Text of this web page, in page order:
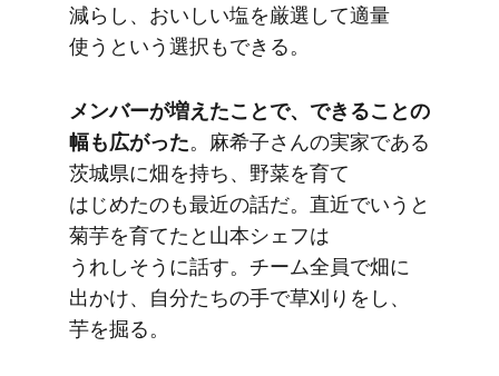
減らし、​おいしい​塩を​厳選して​適量​
使うと​いう​選択も​できる。
メンバーが​増えた​ことで、​できる​ことの​
幅も​広がった。​麻希子さんの​実家である​
茨城県に​畑を​持ち、​野菜を​育て​
はじめたのも​最近の​話だ。​直近で​いうと​
菊芋を​育てたと​山本シェフは​
うれしそうに​話す。​チーム全員で​畑に​
出かけ、​自分たちの​手で​草刈りを​し、​
芋を​掘る。